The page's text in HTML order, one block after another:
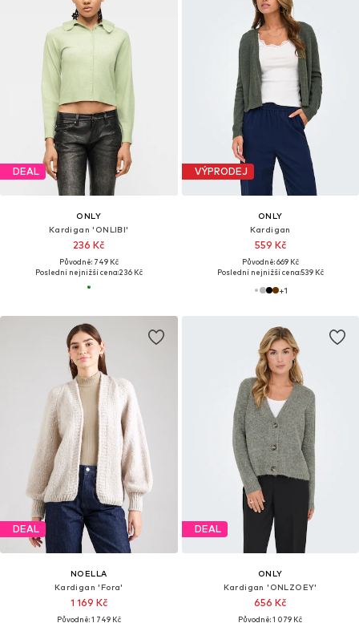
DEAL
ONLY
Kardigan 'ONLIBI'
236 Kč
Původně: 749 Kč
Poslední nejnižší cena:236 Kč
VÝPRODEJ
ONLY
Kardigan
559 Kč
Původně: 669 Kč
Poslední nejnižší cena:539 Kč
+1
DEAL
NOELLA
Kardigan 'Fora'
1 169 Kč
Původně: 1 749 Kč
DEAL
ONLY
Kardigan 'ONLZOEY'
656 Kč
Původně: 1 079 Kč